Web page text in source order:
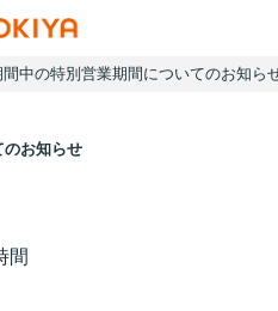
間中の特別営業期間についてのお知ら
のお知らせ
間